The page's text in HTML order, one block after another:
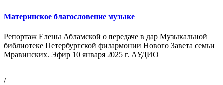
Материнское благословение музыке
Репортаж Елены Абламской о передаче в дар Музыкальной
библиотеке Петербургской филармонии Нового Завета семьи
Мравинских. Эфир 10 января 2025 г. АУДИО
/